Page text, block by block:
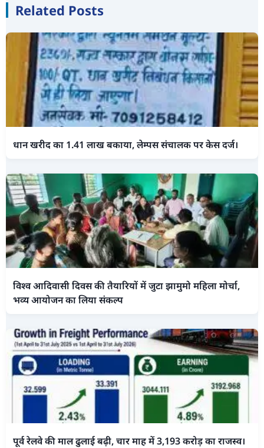
Related Posts
धान खरीद का 1.41 लाख बकाया, लेम्पस संचालक पर केस दर्ज।
विश्व आदिवासी दिवस की तैयारियों में जुटा झामुमो महिला मोर्चा,
भव्य आयोजन का लिया संकल्प
पूर्व रेलवे की माल ढुलाई बढ़ी, चार माह में 3,193 करोड़ का राजस्व।